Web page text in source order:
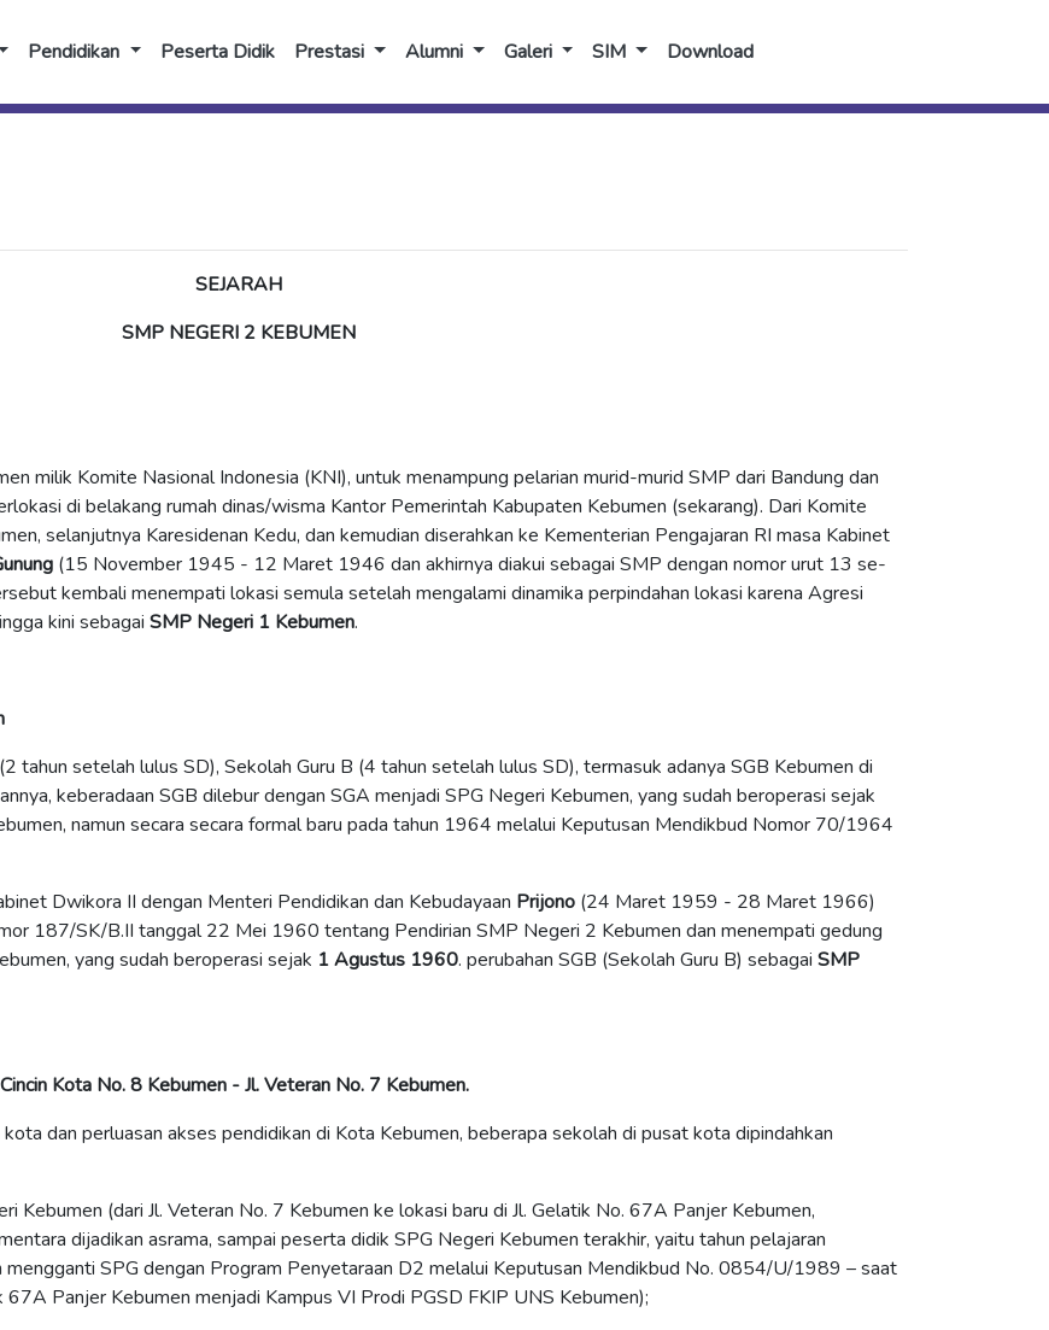
Pendidikan Peserta Didik Prestasi Alumni Galeri SIM Download
SEJARAH
SMP NEGERI 2 KEBUMEN
milik Komite Nasional Indonesia (KNI), untuk menampung pelarian murid-murid SMP dari Bandung dan
di belakang rumah dinas/wisma Kantor Pemerintah Kabupaten Kebumen (sekarang). Dari Komite
selanjutnya Karesidenan Kedu, dan kemudian diserahkan ke Kementerian Pengajaran RI masa Kabinet
(15 November 1945 - 12 Maret 1946 dan akhirnya diakui sebagai SMP dengan nomor urut 13 se-
kembali menempati lokasi semula setelah mengalami dinamika perpindahan lokasi karena Agresi
kini sebagai SMP Negeri 1 Kebumen.
tahun setelah lulus SD), Sekolah Guru B (4 tahun setelah lulus SD), termasuk adanya SGB Kebumen di
keberadaan SGB dilebur dengan SGA menjadi SPG Negeri Kebumen, yang sudah beroperasi sejak
namun secara secara formal baru pada tahun 1964 melalui Keputusan Mendikbud Nomor 70/1964
Dwikora II dengan Menteri Pendidikan dan Kebudayaan Prijono (24 Maret 1959 - 28 Maret 1966)
187/SK/B.II tanggal 22 Mei 1960 tentang Pendirian SMP Negeri 2 Kebumen dan menempati gedung
yang sudah beroperasi sejak 1 Agustus 1960. perubahan SGB (Sekolah Guru B) sebagai SMP
Kota No. 8 Kebumen - Jl. Veteran No. 7 Kebumen.
dan perluasan akses pendidikan di Kota Kebumen, beberapa sekolah di pusat kota dipindahkan
Kebumen (dari Jl. Veteran No. 7 Kebumen ke lokasi baru di Jl. Gelatik No. 67A Panjer Kebumen,
dijadikan asrama, sampai peserta didik SPG Negeri Kebumen terakhir, yaitu tahun pelajaran
SPG dengan Program Penyetaraan D2 melalui Keputusan Mendikbud No. 0854/U/1989 – saat
Panjer Kebumen menjadi Kampus VI Prodi PGSD FKIP UNS Kebumen);